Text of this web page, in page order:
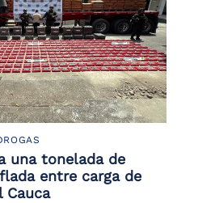
una tonelada de
entre carga de
Cauca